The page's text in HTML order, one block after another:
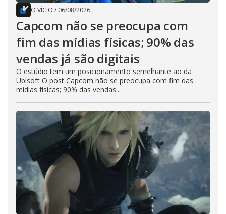
O VÍCIO / 06/08/2026
Capcom não se preocupa com
fim das mídias físicas; 90% das
vendas já são digitais
O estúdio tem um posicionamento semelhante ao da
Ubisoft O post Capcom não se preocupa com fim das
mídias físicas; 90% das vendas...